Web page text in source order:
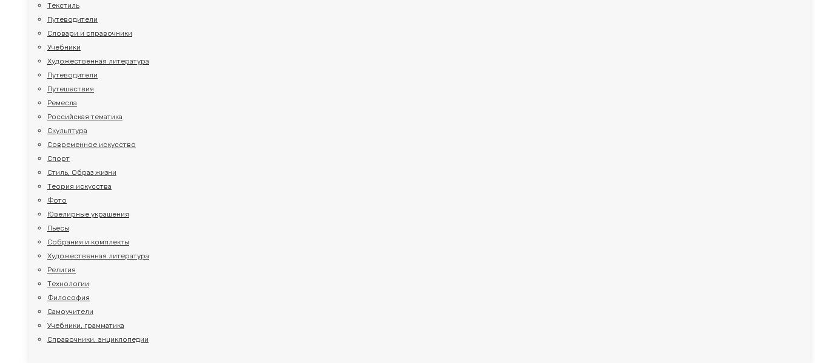
Текстиль
Путеводители
Словари и справочники
Учебники
Художественная литература
Путеводители
Путешествия
Ремесла
Российская тематика
Скульптура
Современное искусство
Спорт
Стиль, Образ жизни
Теория искусства
Фото
Ювелирные украшения
Пьесы
Собрания и комплекты
Художественная литература
Религия
Технологии
Философия
Самоучители
Учебники, грамматика
Справочники, энциклопедии